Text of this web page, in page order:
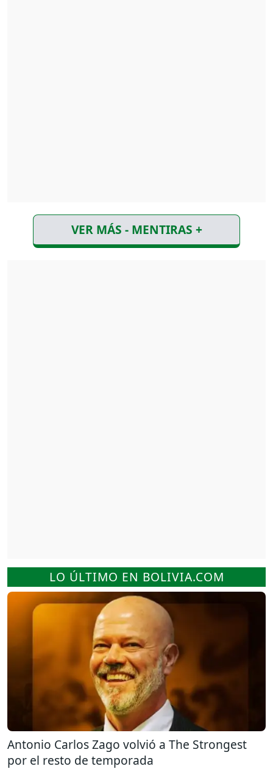
VER MÁS - MENTIRAS +
LO ÚLTIMO EN BOLIVIA.COM
Antonio Carlos Zago volvió a The Strongest
por el resto de temporada